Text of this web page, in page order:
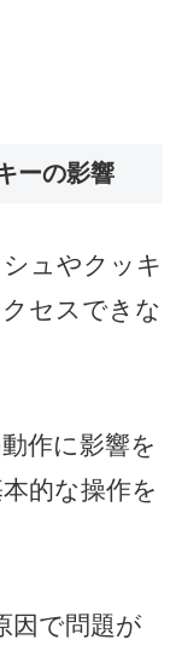
ーの影響
ュやクッキ
セスできな
作に影響を
的な操作を
因で問題が